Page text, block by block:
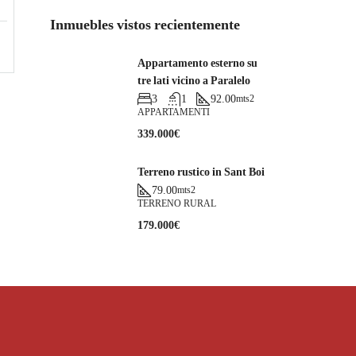
Inmuebles vistos recientemente
Appartamento esterno su
tre lati vicino a Paralelo
3
1 92.00mts2
APPARTAMENTI
339.000€
Terreno rustico in Sant Boi
79.00mts2
TERRENO RURAL
179.000€